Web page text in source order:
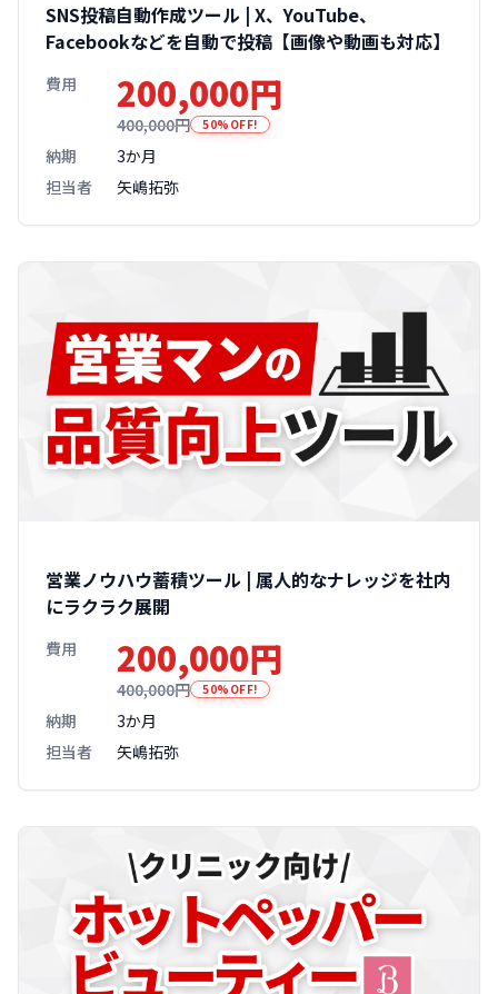
SNS投稿自動作成ツール | X、YouTube、
Facebookなどを自動で投稿【画像や動画も対応】
費用 200,000円
400,000円 50%OFF!
納期
3か月
担当者
矢嶋拓弥
営業ノウハウ蓄積ツール | 属人的なナレッジを社内
にラクラク展開
費用 200,000円
400,000円 50%OFF!
納期
3か月
担当者
矢嶋拓弥